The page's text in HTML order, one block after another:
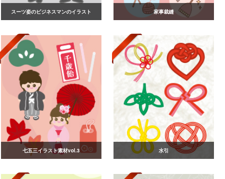
スーツ姿のビジネスマンのイラスト 家事裁縫
七五三イラスト素材vol.3 水引